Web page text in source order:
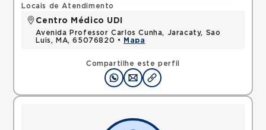
Compartilhe este perfil
Locais de Atendimento
Centro Médico UDI
Avenida Professor Carlos Cunha, Jaracaty, Sao
Luis, MA, 65076820 •
Mapa